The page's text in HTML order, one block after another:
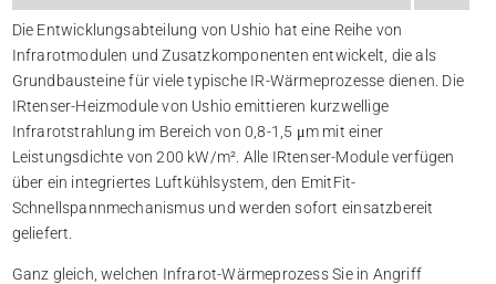
Die Entwicklungsabteilung von Ushio hat eine Reihe von
Infrarotmodulen und Zusatzkomponenten entwickelt, die als
Grundbausteine für viele typische IR-Wärmeprozesse dienen. Die
IRtenser-Heizmodule von Ushio emittieren kurzwellige
Infrarotstrahlung im Bereich von 0,8-1,5 μm mit einer
Leistungsdichte von 200 kW/m². Alle IRtenser-Module verfügen
über ein integriertes Luftkühlsystem, den EmitFit-
Schnellspannmechanismus und werden sofort einsatzbereit
geliefert.
Ganz gleich, welchen Infrarot-Wärmeprozess Sie in Angriff